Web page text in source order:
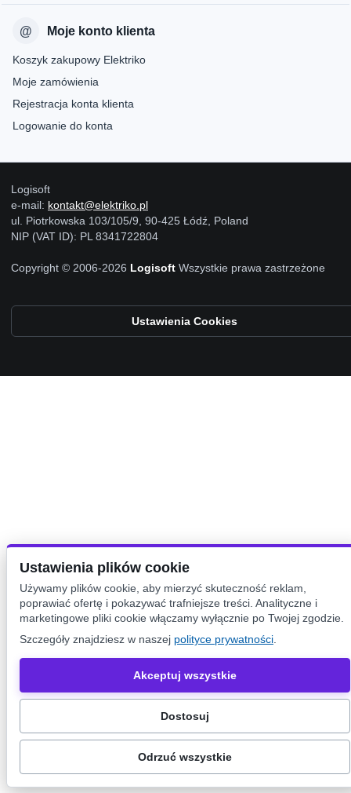
Moje konto klienta
Koszyk zakupowy Elektriko
Moje zamówienia
Rejestracja konta klienta
Logowanie do konta
Logisoft
e-mail: kontakt@elektriko.pl
ul. Piotrkowska 103/105/9, 90-425 Łódź, Poland
NIP (VAT ID): PL 8341722804
Copyright © 2006-2026 Logisoft Wszystkie prawa zastrzeżone
Ustawienia Cookies
Ustawienia plików cookie
Używamy plików cookie, aby mierzyć skuteczność reklam,
poprawiać ofertę i pokazywać trafniejsze treści. Analityczne i
marketingowe pliki cookie włączamy wyłącznie po Twojej zgodzie.
Szczegóły znajdziesz w naszej polityce prywatności
Akceptuj wszystkie
Dostosuj
Odrzuć wszystkie